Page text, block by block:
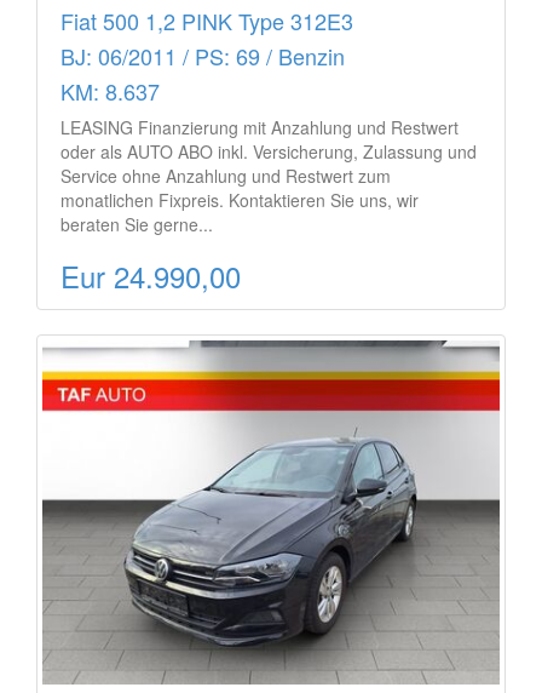
Fiat 500 1,2 PINK Type 312E3
BJ: 06/2011 / PS: 69 / Benzin
KM: 8.637
LEASING Finanzierung mit Anzahlung und Restwert
oder als AUTO ABO inkl. Versicherung, Zulassung und
Service ohne Anzahlung und Restwert zum
monatlichen Fixpreis. Kontaktieren Sie uns, wir
beraten Sie gerne...
Eur 24.990,00